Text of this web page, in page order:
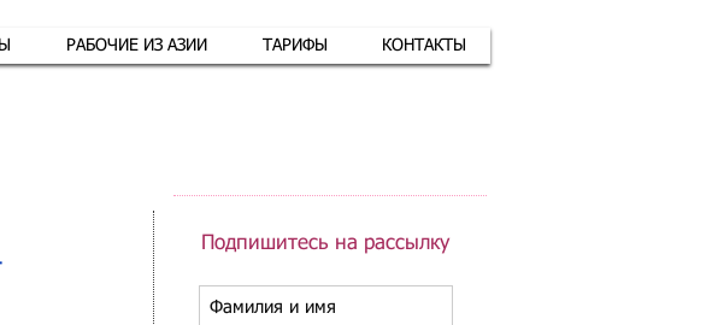
РАБОЧИЕ ИЗ АЗИИ ТАРИФЫ КОНТАКТЫ
Подпишитесь на рассылку